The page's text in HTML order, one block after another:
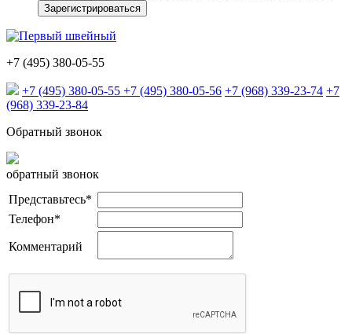
+7 (495) 380-05-55
+7 (495) 380-05-55 +7 (495) 380-05-56 +7 (968) 339-23-74 +7
(968) 339-23-84
Обратный звонок
обратный звонок
Представьтесь*
Телефон*
Комментарий